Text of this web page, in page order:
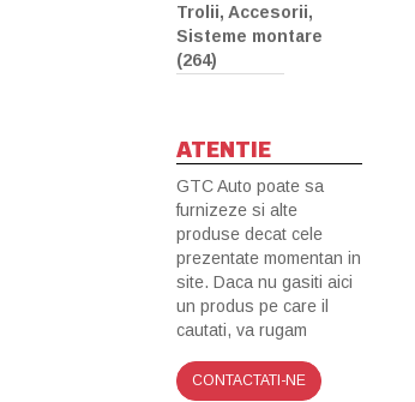
Trolii, Accesorii,
Sisteme montare
(264)
ATENTIE
GTC Auto poate sa
furnizeze si alte
produse decat cele
prezentate momentan in
site. Daca nu gasiti aici
un produs pe care il
cautati, va rugam
CONTACTATI-NE